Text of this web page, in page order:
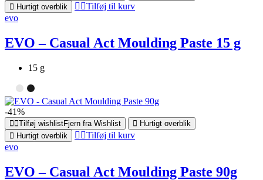
Hurtigt overblik
Tilføj til kurv
evo
EVO – Casual Act Moulding Paste 15 g
15 g
-41%
Tilføj wishlistFjern fra Wishlist
Hurtigt overblik
Hurtigt overblik
Tilføj til kurv
evo
EVO – Casual Act Moulding Paste 90g